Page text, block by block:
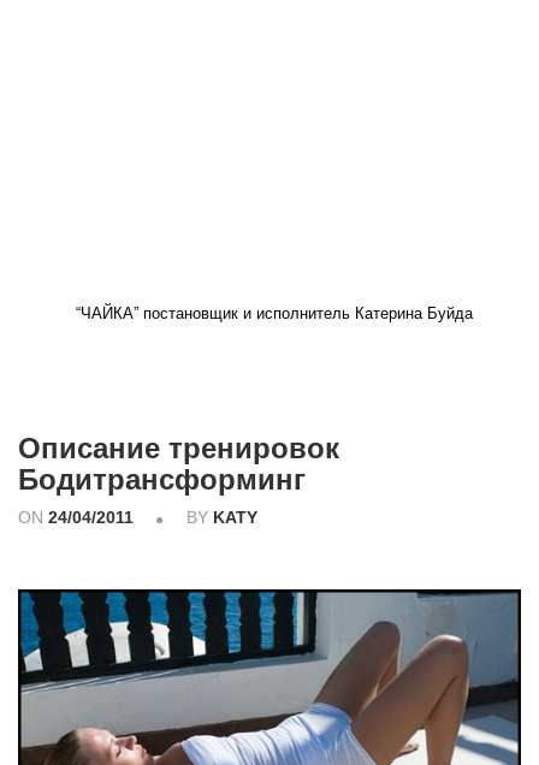
“ЧАЙКА” постановщик и исполнитель Катерина Буйда
Описание тренировок
Бодитрансформинг
ON 24/04/2011 BY KATY